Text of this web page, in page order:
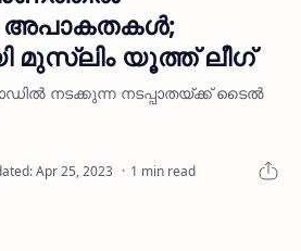
അപാകതകള്‍;
മുസ്ലിം യൂത്ത് ലീഗ്
നടക്കുന്ന നടപ്പാതയ്ക്ക് ടൈല്‍
1 min read